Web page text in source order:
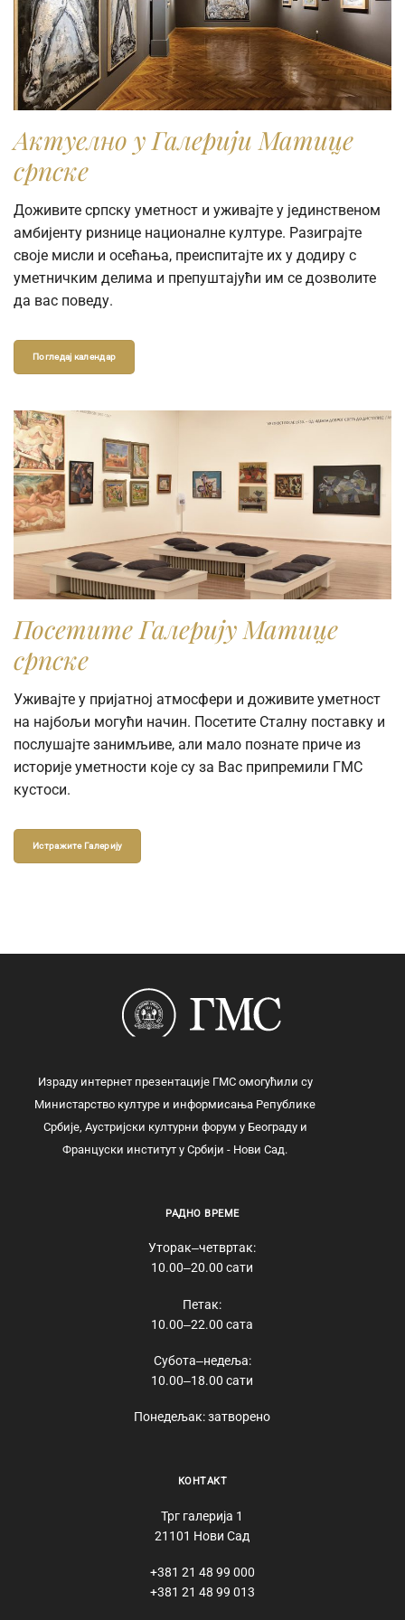
Актуелно у Галерији Матице
српске
Доживите српску уметност и уживајте у јединственом
амбијенту ризнице националне културе. Разиграјте
своје мисли и осећања, преиспитајте их у додиру с
уметничким делима и препуштајући им се дозволите
да вас поведу.
Погледај календар
Посетите Галерију Матице
српске
Уживајте у пријатној атмосфери и доживите уметност
на најбољи могући начин. Посетите Сталну поставку и
послушајте занимљиве, али мало познате приче из
историје уметности које су за Вас припремили ГМС
кустоси.
Истражите Галерију
Израду интернет презентације ГМС омогућили су
Министарство културе и информисања Републике
Србије, Аустријски културни форум у Београду и
Француски институт у Србији - Нови Сад.
РАДНО ВРЕМЕ
Уторак‒четвртак:
10.00‒20.00 сати
Петак:
10.00‒22.00 сата
Субота‒недеља:
10.00‒18.00 сати
Понедељак: затворено
КОНТАКТ
Трг галерија 1
21101 Нови Сад
+381 21 48 99 000
+381 21 48 99 013